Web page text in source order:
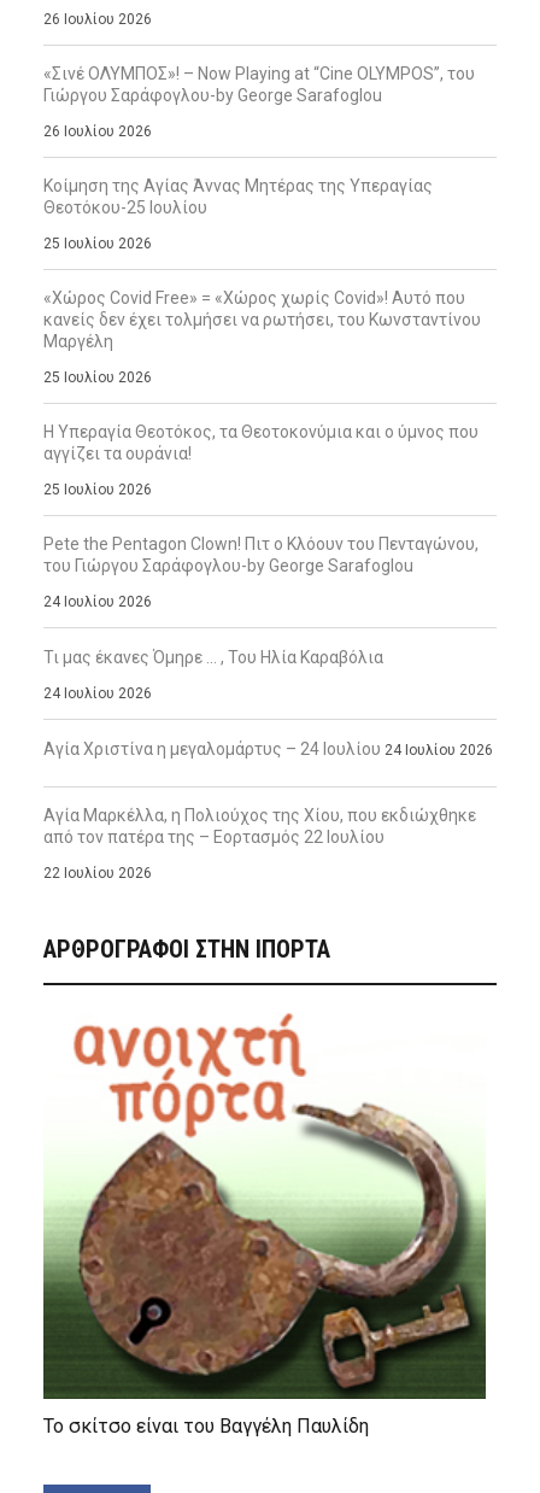
26 Ιουλίου 2026
«Σινέ ΟΛΥΜΠΟΣ»! – Now Playing at “Cine OLYMPOS”, του
Γιώργου Σαράφογλου-by George Sarafoglou
26 Ιουλίου 2026
Κοίμηση της Αγίας Άννας Μητέρας της Υπεραγίας
Θεοτόκου-25 Ιουλίου
25 Ιουλίου 2026
«Χώρος Covid Free» = «Χώρος χωρίς Covid»! Αυτό που
κανείς δεν έχει τολμήσει να ρωτήσει, του Κωνσταντίνου
Μαργέλη
25 Ιουλίου 2026
Η Υπεραγία Θεοτόκος, τα Θεοτοκονύμια και ο ύμνος που
αγγίζει τα ουράνια!
25 Ιουλίου 2026
Pete the Pentagon Clown! Πιτ ο Κλόουν του Πενταγώνου,
του Γιώργου Σαράφογλου-by George Sarafoglou
24 Ιουλίου 2026
Τι μας έκανες Όμηρε … , Του Ηλία Καραβόλια
24 Ιουλίου 2026
Αγία Χριστίνα η μεγαλομάρτυς – 24 Ιουλίου 24 Ιουλίου 2026
Αγία Μαρκέλλα, η Πολιούχος της Χίου, που εκδιώχθηκε
από τον πατέρα της – Εορτασμός 22 Ιουλίου
22 Ιουλίου 2026
ΑΡΘΡΟΓΡΑΦΟΙ ΣΤΗΝ IΠΟΡΤΑ
Το σκίτσο είναι του Βαγγέλη Παυλίδη